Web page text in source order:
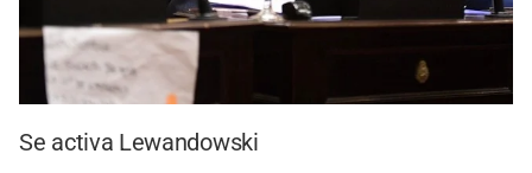
Se activa Lewandowski